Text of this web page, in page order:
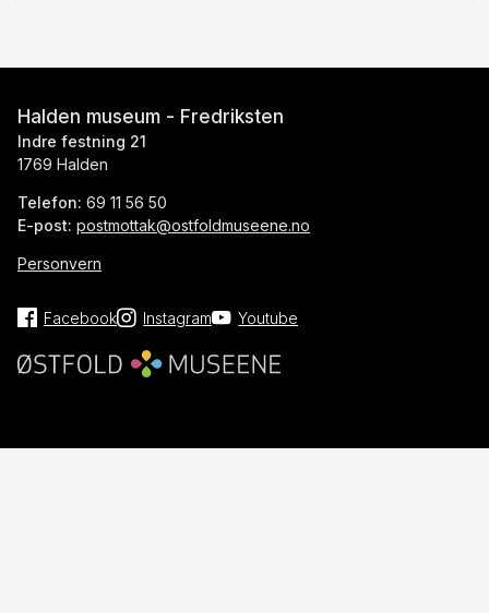
Halden museum - Fredriksten
Indre festning 21
1769 Halden
Telefon: 69 11 56 50
E-post: postmottak@ostfoldmuseene.no
Personvern
Facebook Instagram Youtube